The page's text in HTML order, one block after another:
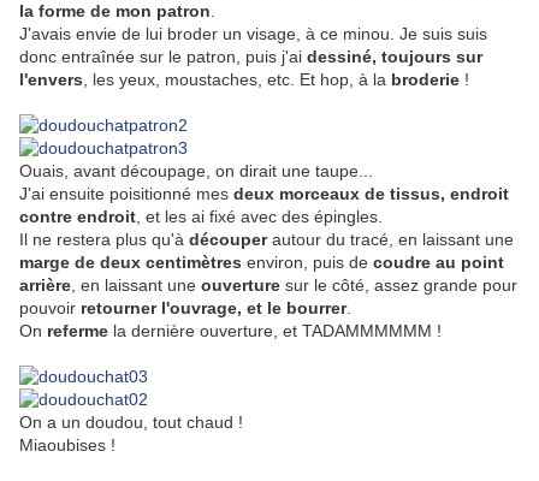
la forme de mon patron
J'avais envie de lui broder un visage, à ce minou. Je suis suis
donc entraînée sur le patron, puis j'ai dessiné, toujours sur
l'envers , les yeux, moustaches, etc. Et hop, à la broderie !
Ouais, avant découpage, on dirait une taupe...
J'ai ensuite poisitionné mes deux morceaux de tissus, endroit
contre endroit , et les ai fixé avec des épingles.
Il ne restera plus qu'à découperautour du tracé, en laissant une
marge de deux centimètres environ, puis de coudre au point
arrière , en laissant une ouverture sur le côté, assez grande pour
pouvoir retourner l'ouvrage, et le bourrer.
On referme la dernière ouverture, et TADAMMMMMM !
On a un doudou, tout chaud !
Miaoubises !